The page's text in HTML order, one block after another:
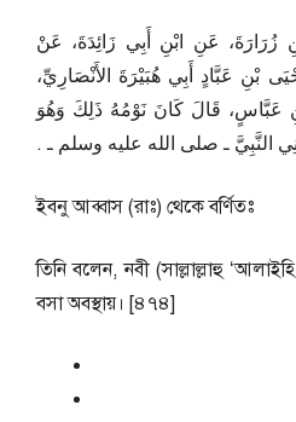
زُرَارَةَ، عَنِ ابْنِ أَبِي زَائِدَةَ، عَنْ
بْنِ عَبَّادٍ أَبِي هُبَيْرَةَ الأَنْصَارِيِّ،
عَبَّاسٍ، قَالَ كَانَ نَوْمُهُ ذَلِكَ وَهُوَ
النَّبِيَّ ـ صلى الله عليه وسلم ـ ‏.‏
ইবনু আব্বাস (রাঃ) থেকে বর্ণিতঃ
তিনি বলেন, নবী (সাল্লাল্লাহু
বসা অবস্থায়। [৪৭৪]